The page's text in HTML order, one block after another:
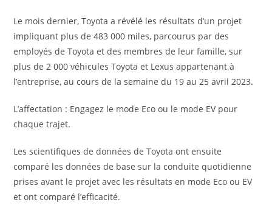
Le mois dernier, Toyota a révélé les résultats d’un projet
impliquant plus de 483 000 miles, parcourus par des
employés de Toyota et des membres de leur famille, sur
plus de 2 000 véhicules Toyota et Lexus appartenant à
l’entreprise, au cours de la semaine du 19 au 25 avril 2023.
L’affectation : Engagez le mode Eco ou le mode EV pour
chaque trajet.
Les scientifiques de données de Toyota ont ensuite
comparé les données de base sur la conduite quotidienne
prises avant le projet avec les résultats en mode Eco ou EV
et ont comparé l’efficacité.